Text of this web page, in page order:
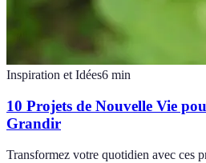
Inspiration et Idées6 min
10 Projets de Nouvelle Vie
Grandir
Transformez votre quotidien avec ces